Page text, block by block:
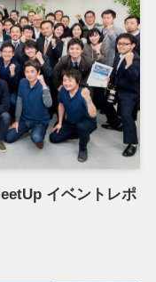
イベントレポ